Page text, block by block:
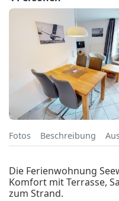
Fotos Beschreibung
Die Ferienwohnung
Komfort mit Terrasse,
zum Strand.